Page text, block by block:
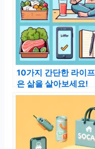
10가지 간단한 라이
은 삶을 살아보세요!